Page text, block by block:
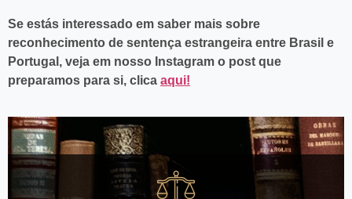
Se estás interessado em saber mais sobre
reconhecimento de sentença estrangeira entre Brasil e
Portugal, veja em nosso Instagram o post que
preparamos para si, clica aqui!